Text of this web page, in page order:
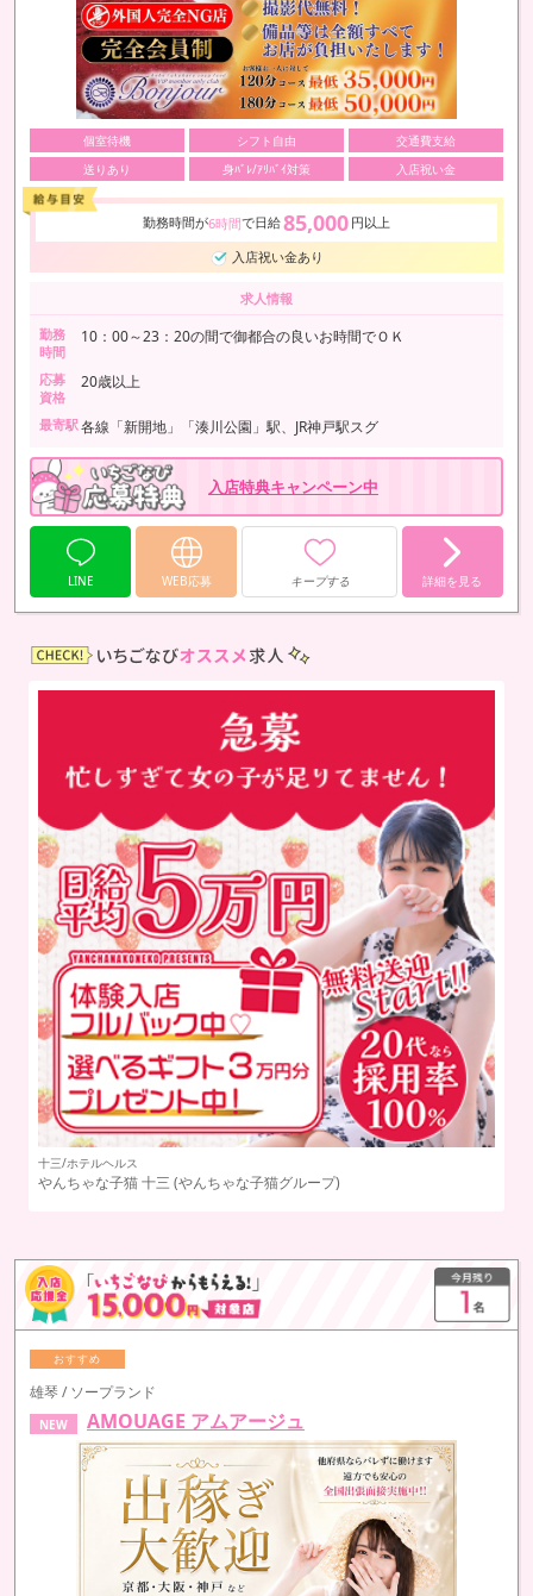
個室待機 シフト自由
交通費支給
送りあり
身ﾊﾞﾚ/ｱﾘﾊﾞｲ対策 入店祝い金
勤務時間が6時間で日給85,000 円以上
入店祝い金あり
求人情報
勤務
時間
10：00～23：20の間で御都合の良いお時間でＯＫ
応募
資格
20歳以上
最寄駅各線「新開地」「湊川公園」駅、JR神戸駅スグ
入店特典キャンペーン中
LINE WEB応募 キープする 詳細を見る
(やんちゃな子猫グループ)
雄琴 / ソープランド
NEW AMOUAGE アムアージュ